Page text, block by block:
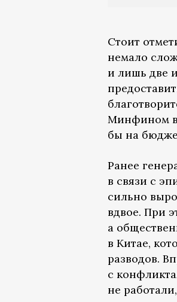
Стоит
немало
и лишь две
Минфином
бы на
Ранее
в связи с
сильно
вдвое. При
а
в Китае,
разводов.
с
не